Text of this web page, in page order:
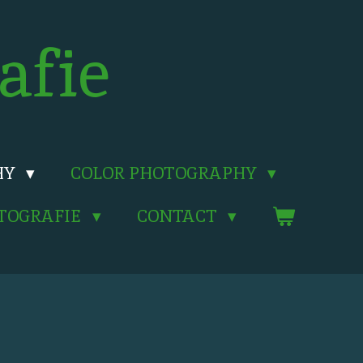
COLOR PHOTOGRAPHY
CONTACT